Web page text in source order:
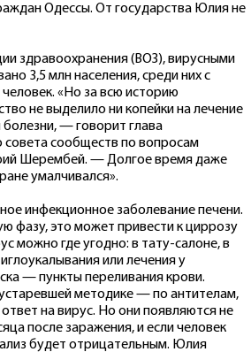
Одессы. От государства Юлия не
здравоохранения (ВОЗ), вирусными
3,5 млн населения, среди них с
«Но за всю историю
не выделило ни копейки на лечение
— говорит глава
совета сообществ по вопросам
Шерембей. — Долгое время даже
умалчивался».
инфекционное заболевание печени.
фазу, это может привести к циррозу
можно где угодно: в тату-салоне, в
или лечения у
— пункты переливания крови.
методике — по антителам,
на вирус. Но они появляются не
после заражения, и если человек
будет отрицательным. Юлия